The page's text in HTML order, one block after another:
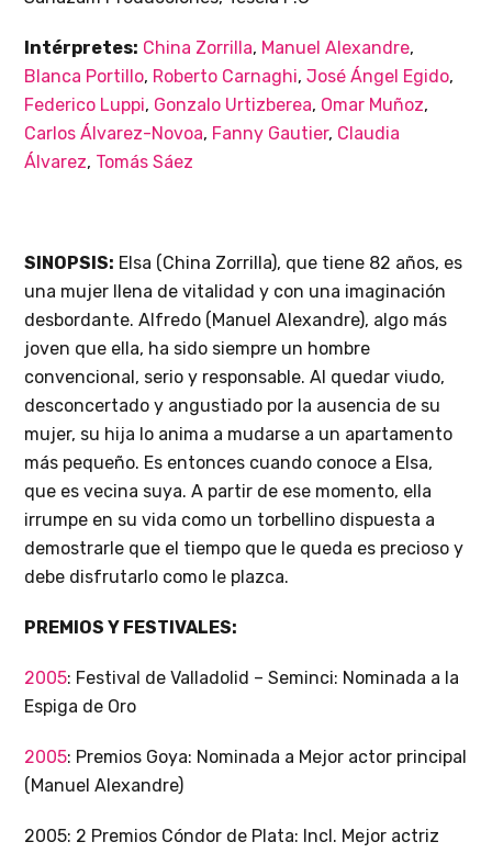
Intérpretes: China Zorrilla, Manuel Alexandre,
Blanca Portillo, Roberto Carnaghi,José Ángel Egido,
Federico Luppi, Gonzalo Urtizberea, Omar Muñoz,
Carlos Álvarez-Novoa, Fanny Gautier, Claudia
Álvarez, Tomás Sáez
SINOPSIS: Elsa (China Zorrilla), que tiene 82 años, es
una mujer llena de vitalidad y con una imaginación
desbordante. Alfredo (Manuel Alexandre), algo más
joven que ella, ha sido siempre un hombre
convencional, serio y responsable. Al quedar viudo,
desconcertado y angustiado por la ausencia de su
mujer, su hija lo anima a mudarse a un apartamento
más pequeño. Es entonces cuando conoce a Elsa,
que es vecina suya. A partir de ese momento, ella
irrumpe en su vida como un torbellino dispuesta a
demostrarle que el tiempo que le queda es precioso y
debe disfrutarlo como le plazca.
PREMIOS Y FESTIVALES:
2005: Festival de Valladolid – Seminci: Nominada a la
Espiga de Oro
2005: Premios Goya: Nominada a Mejor actor principal
(Manuel Alexandre)
2005: 2 Premios Cóndor de Plata: Incl. Mejor actriz